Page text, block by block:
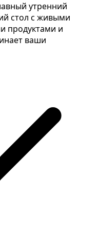
утренний
стол с живыми
продуктами и
ваши